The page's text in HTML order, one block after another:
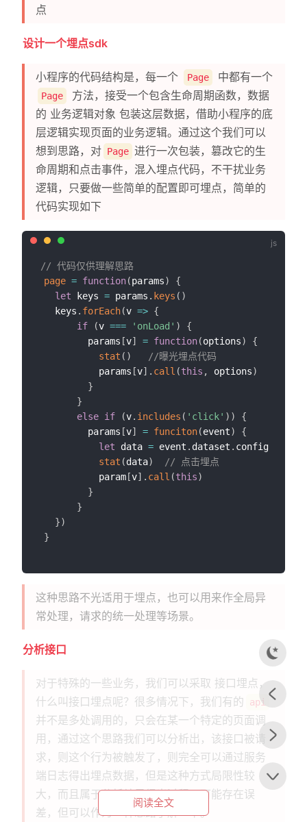
点
设计一个埋点sdk
小程序的代码结构是，每一个 Page 中都有一个
Page
方法，接受一个包含生命周期函数，数据
的 业务逻辑对象 包装这层数据，借助小程序的底
层逻辑实现页面的业务逻辑。通过这个我们可以
想到思路，对 Page 进行一次包装，篡改它的生
命周期和点击事件，混入埋点代码，不干扰业务
逻辑，只要做一些简单的配置即可埋点，简单的
代码实现如下
// 代码仅供理解思路
page = function(params)
{
let keys = params . keys ( )
   keys
. forEach(v => {
if
(v === 'onLoad' )
{
         params
[v] = function(options)
{
stat ( )
//曝光埋点代码
           params
[v] . call (this , options)
}
}
else if (v. includes ( 'click' ) )
{
         params
[v] = funciton(event)
{
let data = event . dataset . config
stat (data)
// 点击埋点
           param
[v] . call (this)
}
}
})
}
这种思路不光适用于埋点，也可以用来作全局异
常处理，请求的统一处理等场景。
分析接口
对于特殊的一些业务，我们可以采取 接口埋点，
什么叫接口埋点呢？很多情况下，我们有的
api
并不是多处调用的，只会在某一个特定的页面调
用，通过这个思路我们可以分析出，该接口被请
求，则这个行为被触发了，则完全可以通过服务
端日志得出埋点数据，但是这种方式局限性较
大，而且属于分析结果得出过程，可能存在误
差，但可以作为一种思路了解一下。
阅读全文